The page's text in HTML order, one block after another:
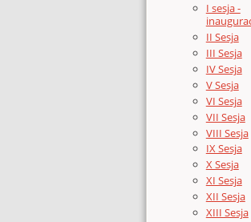
I sesja -
II Sesja
III Sesja
IV Sesja
V Sesja
VI Sesja
VII Sesja
VIII Sesja
IX Sesja
X Sesja
XI Sesja
XII Sesja
XIII Sesja